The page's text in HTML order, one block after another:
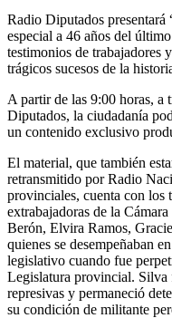
Radio Diputados presentará
especial a 46 años del
testimonios de trabajadores
trágicos sucesos de la
A partir de las 9:00 horas, a
Diputados, la ciudadanía
un contenido exclusivo
El material, que también
retransmitido por Radio
provinciales, cuenta con los
extrabajadoras de la
Berón, Elvira Ramos,
quienes se desempeñaban
legislativo cuando fue
Legislatura provincial. Silva
represivas y permaneció
su condición de militante